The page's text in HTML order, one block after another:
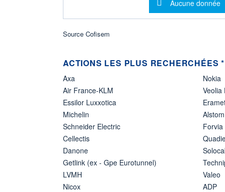
Aucune donnée
Source Cofisem
ACTIONS LES PLUS RECHERCHÉES *
Axa
Air France-KLM
Essilor Luxxotica
Michelin
Schneider Electric
Cellectis
Danone
Getlink (ex - Gpe Eurotunnel)
LVMH
Nicox
Nokia
Veolia
Alstom
Forvia
Valeo
ADP